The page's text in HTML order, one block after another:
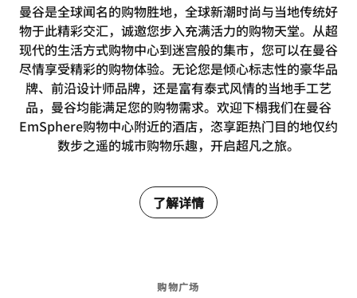
曼谷是全球闻名的购物胜地，全球新潮时尚与当地传统好
物于此精彩交汇，诚邀您步入充满活力的购物天堂。从超
现代的生活方式购物中心到迷宫般的集市，您可以在曼谷
尽情享受精彩的购物体验。无论您是倾心标志性的豪华品
牌、前沿设计师品牌，还是富有泰式风情的当地手工艺
品，曼谷均能满足您的购物需求。欢迎下榻我们在曼谷
EmSphere购物中心附近的酒店，恣享距热门目的地仅约
数步之遥的城市购物乐趣，开启超凡之旅。
了解详情
购物广场